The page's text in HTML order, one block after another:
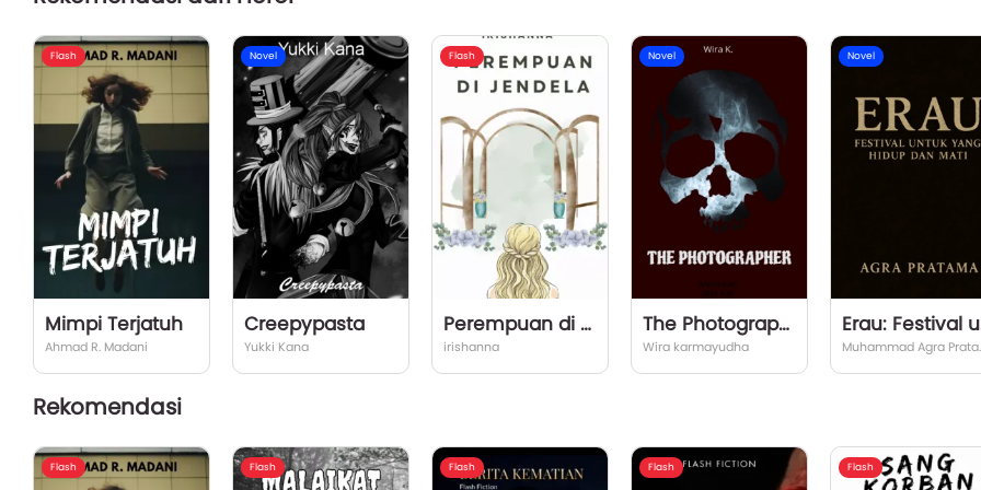
Flash
Mimpi Terjatuh
Ahmad R. Madani
Novel
Creepypasta
Yukki Kana
Flash
Perempuan di Jendela
irishanna
Novel
The Photographer
Wira karmayudha
Novel
Rekomendasi
Flash Flash Flash Flash Flash